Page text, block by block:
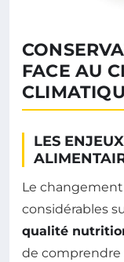
FACE AU
LES
Le
considérables
qualité
de